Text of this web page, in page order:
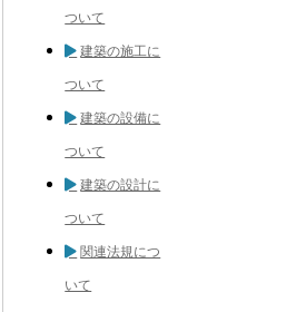
ついて
建築の施工に
ついて
建築の設備に
ついて
建築の設計に
ついて
関連法規につ
いて